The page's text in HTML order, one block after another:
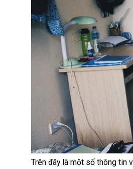
Trên đây là một số thông tin